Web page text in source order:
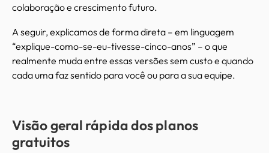
colaboração e crescimento futuro.
A seguir, explicamos de forma direta – em linguagem
“explique-como-se-eu-tivesse-cinco-anos” – o que
realmente muda entre essas versões sem custo e quando
cada uma faz sentido para você ou para a sua equipe.
Visão geral rápida dos planos
gratuitos